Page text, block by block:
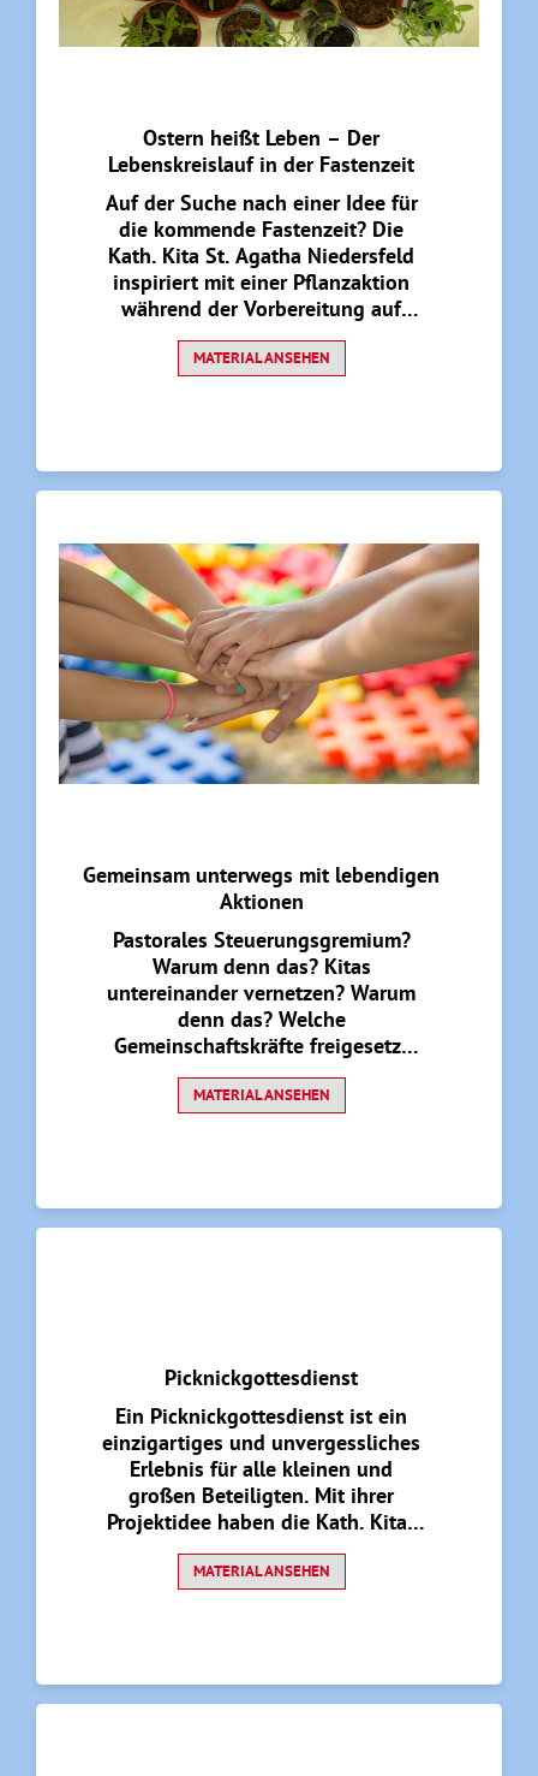
Ostern heißt Leben – Der
Lebenskreislauf in der Fastenzeit
Auf der Suche nach einer Idee für
die kommende Fastenzeit? Die
Kath. Kita St. Agatha Niedersfeld
inspiriert mit einer Pflanzaktion
während der Vorbereitung auf
Ostern für Kinder von zwei bis
sechs Jahren.
MATERIAL ANSEHEN
Gemeinsam unterwegs mit lebendigen
Aktionen
Pastorales Steuerungsgremium?
Warum denn das? Kitas
untereinander vernetzen? Warum
denn das? Welche
Gemeinschaftskräfte freigesetzt
werden und welche lebendigen
Projektideen entstehen, zeigt der
MATERIAL ANSEHEN
Picknickgottesdienst
Ein Picknickgottesdienst ist ein
einzigartiges und unvergessliches
Erlebnis für alle kleinen und
großen Beteiligten. Mit ihrer
Projektidee haben die Kath. Kitas
im Pastoralen Raum Anröchte-
Rüthen den Glauben lebendig
MATERIAL ANSEHEN